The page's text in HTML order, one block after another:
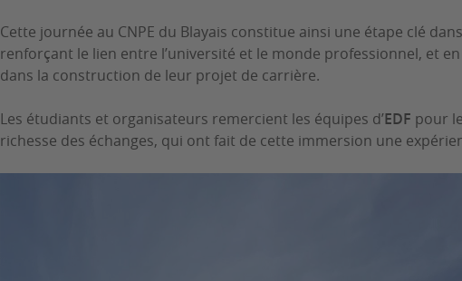
Cette journée au CNPE du Blayais constitue ainsi une étape clé
renforçant le lien entre l’université et le monde professionnel, et
dans la construction de leur projet de carrière.
Les étudiants et organisateurs remercient les équipes d’EDF pour
richesse des échanges, qui ont fait de cette immersion une